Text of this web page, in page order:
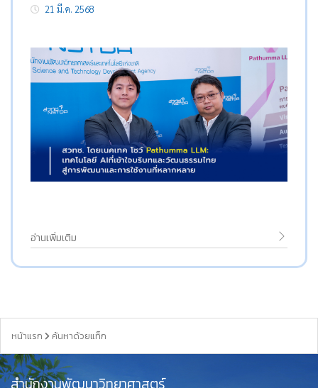
21 มี.ค. 2568
อ่านเพิ่มเติม
หน้าแรก ค้นหาด้วยแท็ก